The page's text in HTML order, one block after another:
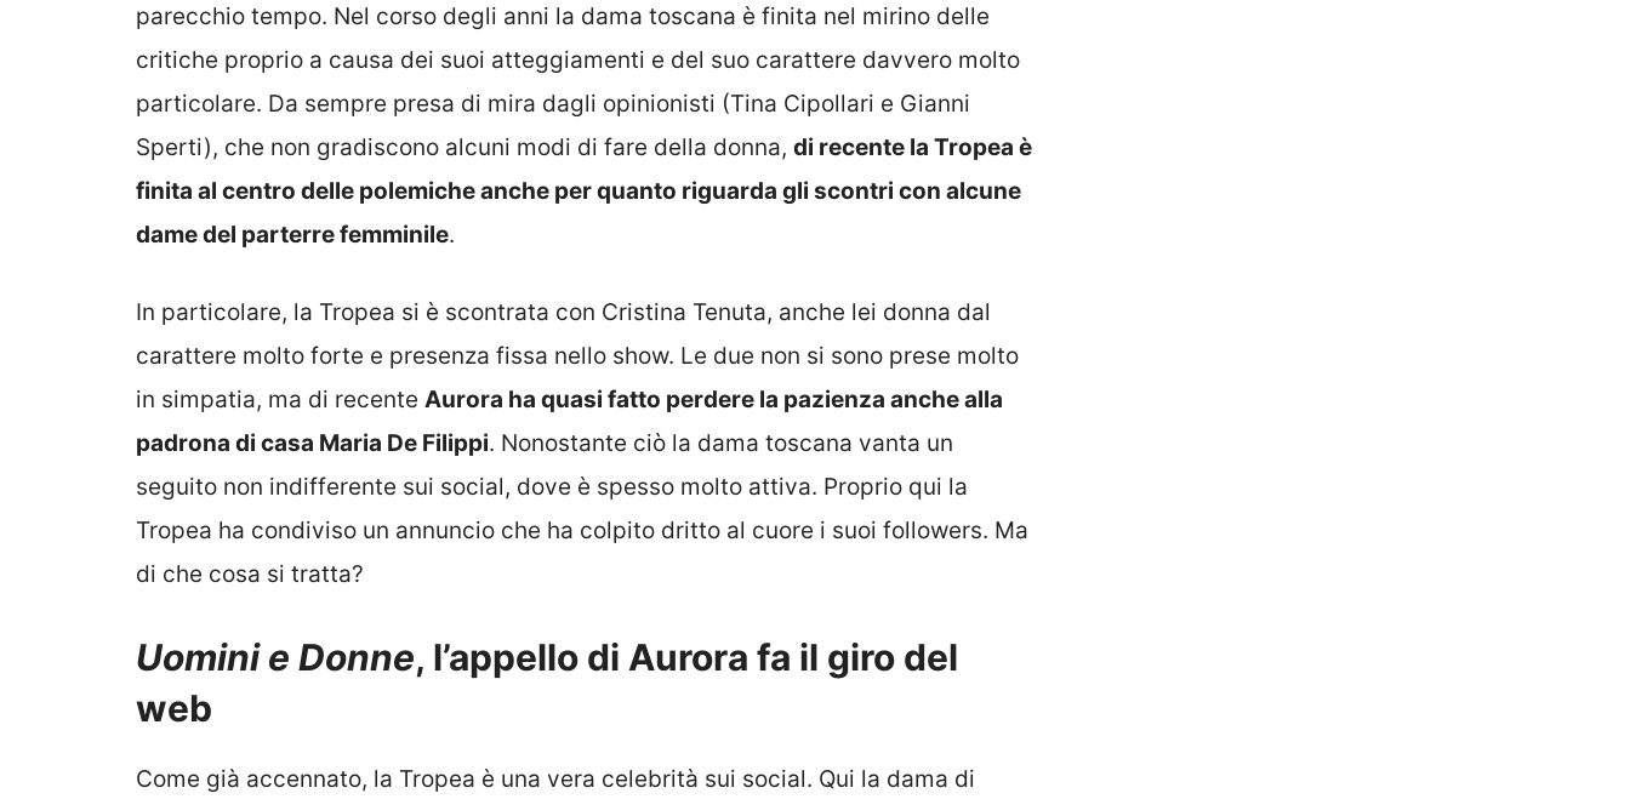
parecchio tempo. Nel corso degli anni la dama toscana è finita nel mirino delle
critiche proprio a causa dei suoi atteggiamenti e del suo carattere davvero molto
particolare. Da sempre presa di mira dagli opinionisti (Tina Cipollari e Gianni
Sperti), che non gradiscono alcuni modi di fare della donna, di recente la Tropea è
finita al centro delle polemiche anche per quanto riguarda gli scontri con alcune
dame del parterre femminile.
In particolare, la Tropea si è scontrata con Cristina Tenuta, anche lei donna dal
carattere molto forte e presenza fissa nello show. Le due non si sono prese molto
in simpatia, ma di recente Aurora ha quasi fatto perdere la pazienza anche alla
padrona di casa Maria De Filippi. Nonostante ciò la dama toscana vanta un
seguito non indifferente sui social, dove è spesso molto attiva. Proprio qui la
Tropea ha condiviso un annuncio che ha colpito dritto al cuore i suoi followers. Ma
di che cosa si tratta?
Uomini e Donne, l’appello di Aurora fa il giro del
web
Come già accennato, la Tropea è una vera celebrità sui social. Qui la dama di